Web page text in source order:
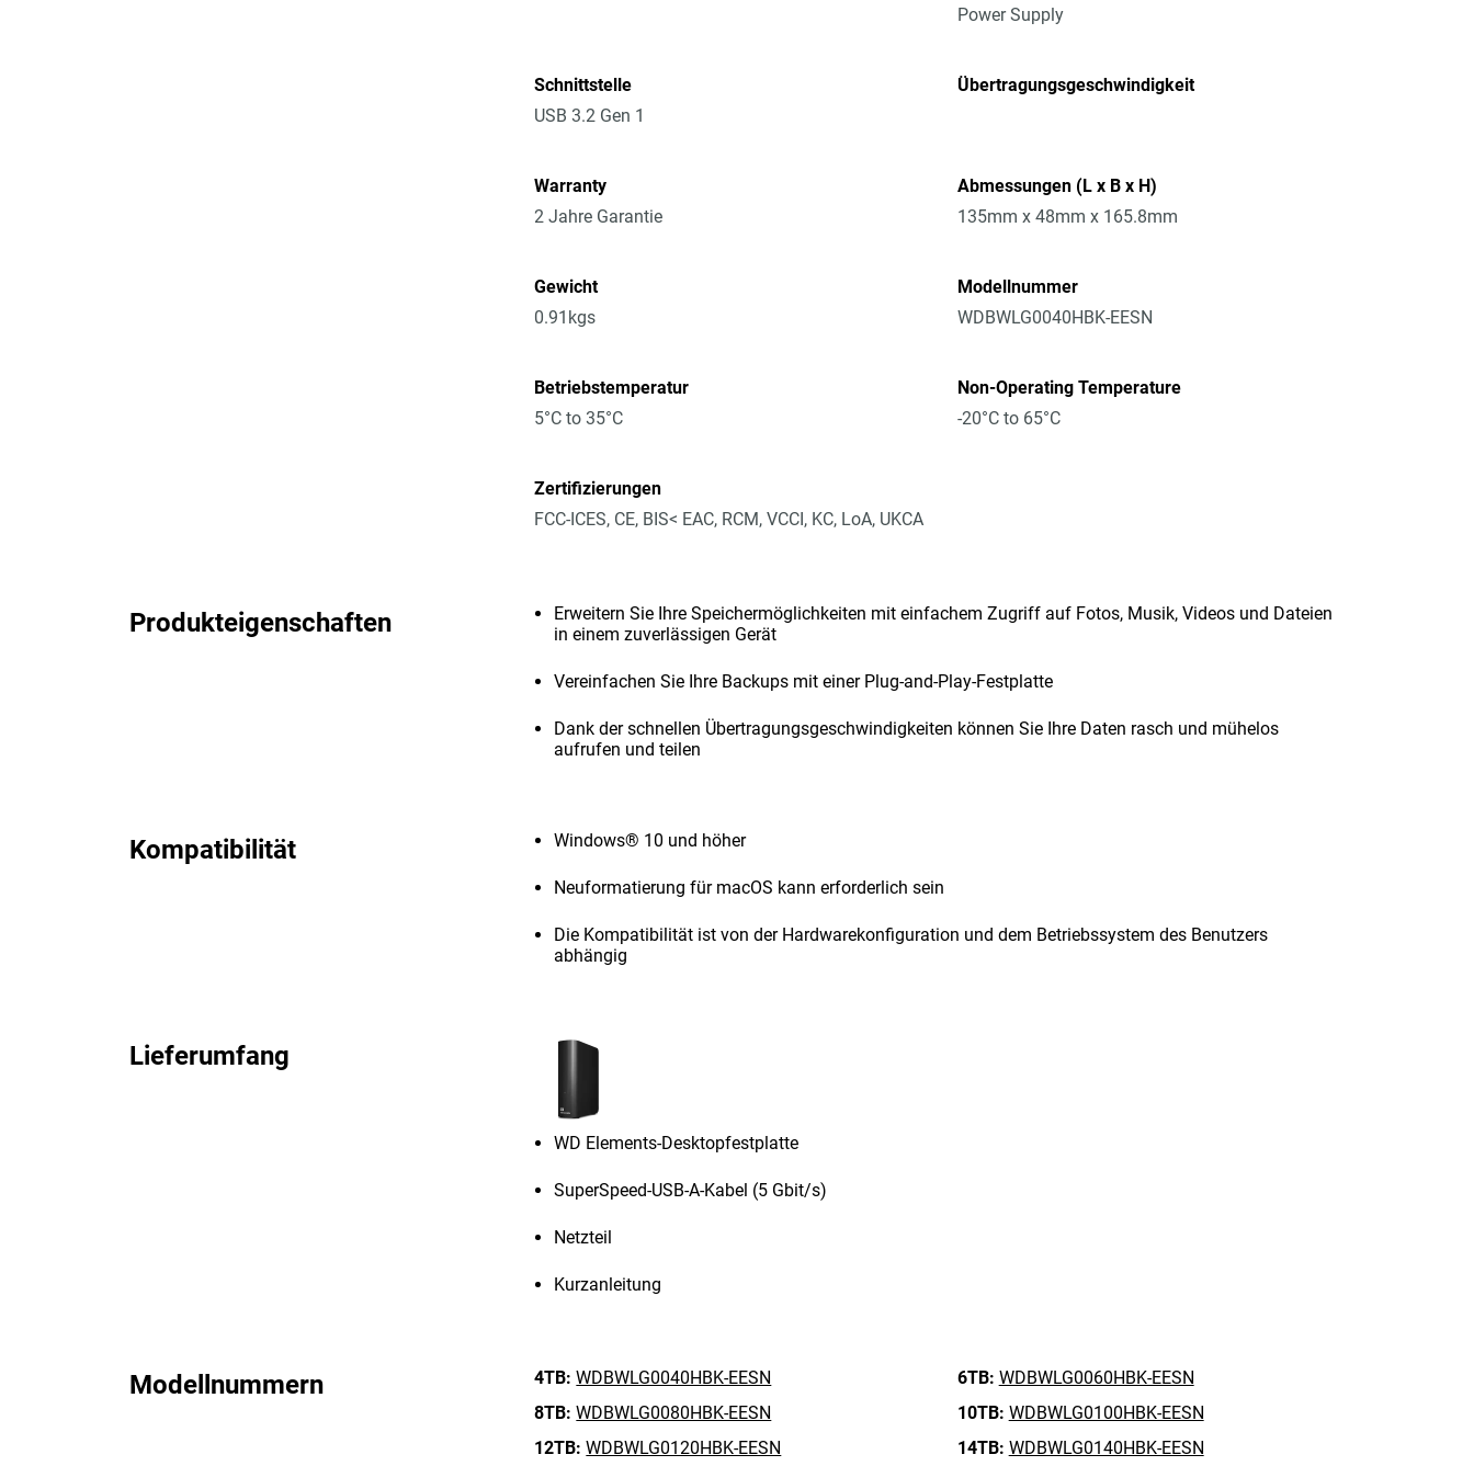
Power Supply
Schnittstelle
USB 3.2 Gen 1
Übertragungsgeschwindigkeit
Warranty
2 Jahre Garantie
Abmessungen (L x B x H)
135mm x 48mm x 165.8mm
Gewicht
0.91kgs
Modellnummer
WDBWLG0040HBK-EESN
Betriebstemperatur
5°C to 35°C
Non-Operating Temperature
-20°C to 65°C
Zertifizierungen
FCC-ICES, CE, BIS< EAC, RCM, VCCI, KC, LoA, UKCA
Produkteigenschaften
Erweitern Sie Ihre Speichermöglichkeiten mit einfachem Zugriff auf Fotos, Musik, Videos und Dateien
in einem zuverlässigen Gerät
Vereinfachen Sie Ihre Backups mit einer Plug-and-Play-Festplatte
Dank der schnellen Übertragungsgeschwindigkeiten können Sie Ihre Daten rasch und mühelos
aufrufen und teilen
Kompatibilität Windows® 10 und höher
Neuformatierung für macOS kann erforderlich sein
Die Kompatibilität ist von der Hardwarekonfiguration und dem Betriebssystem des Benutzers
abhängig
Lieferumfang
WD Elements-Desktopfestplatte
SuperSpeed-USB-A-Kabel (5 Gbit/s)
Netzteil
Kurzanleitung
Modellnummern 4TB: WDBWLG0040HBK-EESN 6TB: WDBWLG0060HBK-EESN
8TB: WDBWLG0080HBK-EESN 10TB: WDBWLG0100HBK-EESN
12TB: WDBWLG0120HBK-EESN 14TB: WDBWLG0140HBK-EESN